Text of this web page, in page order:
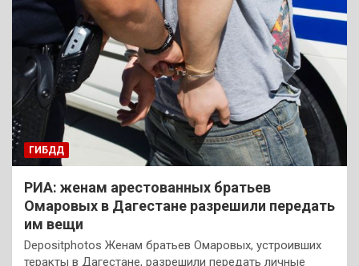
ГИБДД
РИА: женам арестованных братьев
Омаровых в Дагестане разрешили передать
им вещи
Depositphotos Женам братьев Омаровых, устроивших
теракты в Дагестане, разрешили передать личные